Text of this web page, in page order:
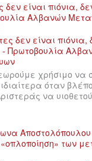
είναι πιόνια,
Αλβανών
χρήσιμο να
όταν
να
«οπλοποίηση» των